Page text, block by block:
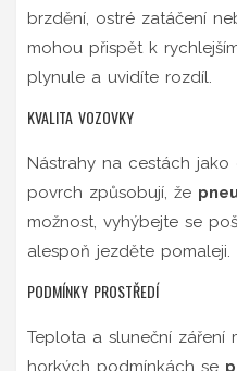
brzdění, ostré zatáčení
mohou přispět k
plynule a uvidíte rozdíl.
KVALITA VOZOVKY
Nástrahy na cestách
povrch způsobují, že
možnost, vyhýbejte se
alespoň jezděte pomaleji.
PODMÍNKY PROSTŘEDÍ
Teplota a sluneční záření
horkých podmínkách se